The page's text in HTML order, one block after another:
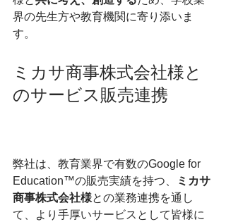
界の先生方や教育機関に寄り添いま
す。
ミカサ商事株式会社様と
のサービス販売連携
弊社は、教育業界で有数のGoogle for
Education™の販売実績を持つ、
ミカサ
商事株式会社様との業務連携を通し
て、より手厚いサービスとして皆様に